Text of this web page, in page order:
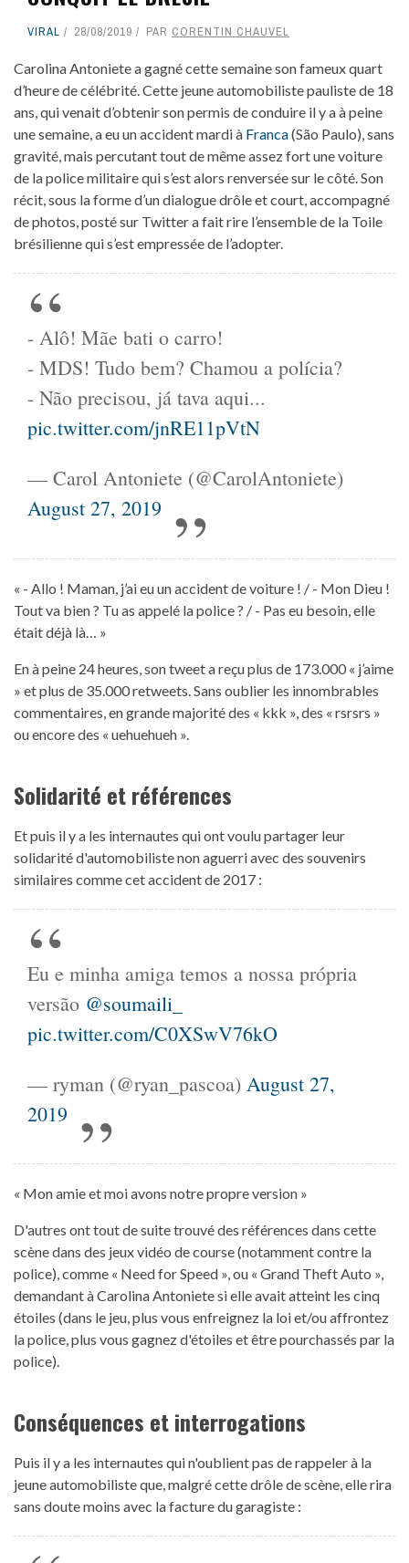
VIRAL 28/08/2019 PAR CORENTIN CHAUVEL
Carolina Antoniete a gagné cette semaine son fameux quart
d’heure de célébrité. Cette jeune automobiliste pauliste de 18
ans, qui venait d’obtenir son permis de conduire il y a à peine
une semaine, a eu un accident mardi à Franca(São Paulo), sans
gravité, mais percutant tout de même assez fort une voiture
de la police militaire qui s’est alors renversée sur le côté. Son
récit, sous la forme d’un dialogue drôle et court, accompagné
de photos, posté sur Twitter a fait rire l’ensemble de la Toile
brésilienne qui s’est empressée de l’adopter.
- Alô! Mãe bati o carro!
- MDS! Tudo bem? Chamou a polícia?
- Não precisou, já tava aqui...
pic.twitter.com/jnRE11pVtN
— Carol Antoniete (@CarolAntoniete)
August 27, 2019
« - Allo ! Maman, j’ai eu un accident de voiture ! / - Mon Dieu !
Tout va bien ? Tu as appelé la police ? / - Pas eu besoin, elle
était déjà là… »
En à peine 24 heures, son tweet a reçu plus de 173.000 « j’aime
» et plus de 35.000 retweets. Sans oublier les innombrables
commentaires, en grande majorité des « kkk », des « rsrsrs »
ou encore des « uehuehueh ».
Solidarité et références
Et puis il y a les internautes qui ont voulu partager leur
solidarité d'automobiliste non aguerri avec des souvenirs
similaires comme cet accident de 2017 :
Eu e minha amiga temos a nossa própria
versão @soumaili_
pic.twitter.com/C0XSwV76kO
— ryman (@ryan_pascoa) August 27,
2019
« Mon amie et moi avons notre propre version »
D'autres ont tout de suite trouvé des références dans cette
scène dans des jeux vidéo de course (notamment contre la
police), comme « Need for Speed », ou « Grand Theft Auto »,
demandant à Carolina Antoniete si elle avait atteint les cinq
étoiles (dans le jeu, plus vous enfreignez la loi et/ou affrontez
la police, plus vous gagnez d'étoiles et être pourchassés par la
police).
Conséquences et interrogations
Puis il y a les internautes qui n'oublient pas de rappeler à la
jeune automobiliste que, malgré cette drôle de scène, elle rira
sans doute moins avec la facture du garagiste :